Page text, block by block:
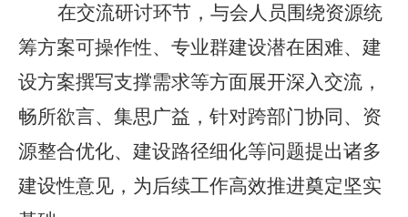
在交流研讨环节，与会人员围绕资源统
筹方案可操作性、专业群建设潜在困难、建
设方案撰写支撑需求等方面展开深入交流，
畅所欲言、集思广益，针对跨部门协同、资
源整合优化、建设路径细化等问题提出诸多
建设性意见，为后续工作高效推进奠定坚实